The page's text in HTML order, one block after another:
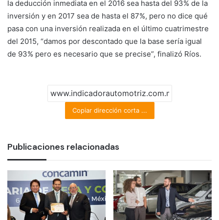
la deducción inmediata en el 2016 sea hasta del 93% de la
inversión y en 2017 sea de hasta el 87%, pero no dice qué
pasa con una inversión realizada en el último cuatrimestre
del 2015, “damos por descontado que la base sería igual
de 93% pero es necesario que se precise”, finalizó Ríos.
Copiar dirección corta ...
Publicaciones relacionadas